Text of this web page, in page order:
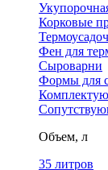
Корковые
Фен для
Сыроварни
Формы для
Объем, л
35 литров